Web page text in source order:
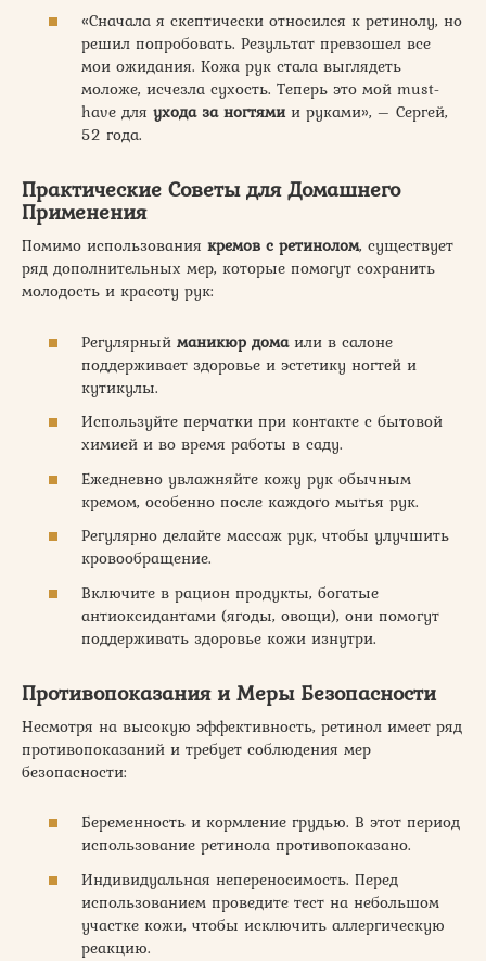
«Сначала я скептически относился к ретинолу, но
решил попробовать. Результат превзошел все
мои ожидания. Кожа рук стала выглядеть
моложе, исчезла сухость. Теперь это мой must-
have для ухода за ногтямии руками», – Сергей,
52 года.
Практические Советы для Домашнего
Применения
Помимо использования кремов с ретинолом, существует
ряд дополнительных мер, которые помогут сохранить
молодость и красоту рук:
Регулярный маникюр домаили в салоне
поддерживает здоровье и эстетику ногтей и
кутикулы.
Используйте перчатки при контакте с бытовой
химией и во время работы в саду.
Ежедневно увлажняйте кожу рук обычным
кремом, особенно после каждого мытья рук.
Регулярно делайте массаж рук, чтобы улучшить
кровообращение.
Включите в рацион продукты, богатые
антиоксидантами (ягоды, овощи), они помогут
поддерживать здоровье кожи изнутри.
Противопоказания и Меры Безопасности
Несмотря на высокую эффективность, ретинол имеет ряд
противопоказаний и требует соблюдения мер
безопасности:
Беременность и кормление грудью. В этот период
использование ретинола противопоказано.
Индивидуальная непереносимость. Перед
использованием проведите тест на небольшом
участке кожи, чтобы исключить аллергическую
реакцию.